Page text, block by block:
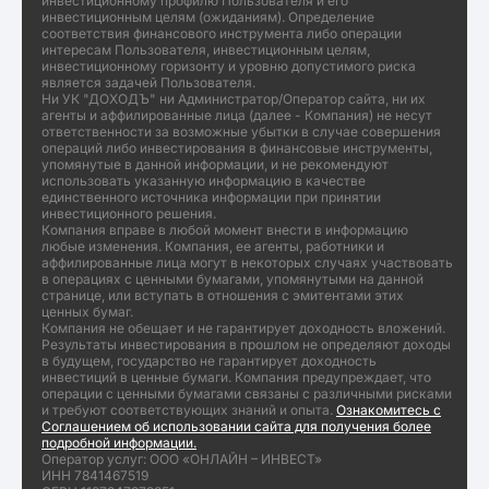
инвестиционным целям (ожиданиям). Определение
соответствия финансового инструмента либо операции
интересам Пользователя, инвестиционным целям,
инвестиционному горизонту и уровню допустимого риска
является задачей Пользователя.
Ни УК "ДОХОДЪ" ни Администратор/Оператор сайта, ни их
агенты и аффилированные лица (далее - Компания) не несут
ответственности за возможные убытки в случае совершения
операций либо инвестирования в финансовые инструменты,
упомянутые в данной информации, и не рекомендуют
использовать указанную информацию в качестве
единственного источника информации при принятии
инвестиционного решения.
Компания вправе в любой момент внести в информацию
любые изменения. Компания, ее агенты, работники и
аффилированные лица могут в некоторых случаях участвовать
в операциях с ценными бумагами, упомянутыми на данной
странице, или вступать в отношения с эмитентами этих
ценных бумаг.
Компания не обещает и не гарантирует доходность вложений.
Результаты инвестирования в прошлом не определяют доходы
в будущем, государство не гарантирует доходность
инвестиций в ценные бумаги. Компания предупреждает, что
операции с ценными бумагами связаны с различными рисками
и требуют соответствующих знаний и опыта. Ознакомитесь с
Соглашением об использовании сайта для получения более
подробной информации.
Оператор услуг: ООО «ОНЛАЙН – ИНВЕСТ»
ИНН 7841467519